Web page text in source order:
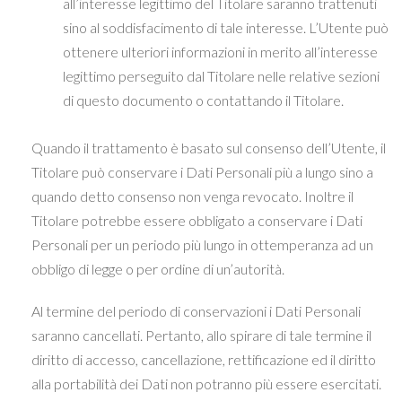
sino al soddisfacimento di tale interesse. L’Utente può
ottenere ulteriori informazioni in merito all’interesse
legittimo perseguito dal Titolare nelle relative sezioni
di questo documento o contattando il Titolare.
Quando il trattamento è basato sul consenso dell’Utente, il
Titolare può conservare i Dati Personali più a lungo sino a
quando detto consenso non venga revocato. Inoltre il
Titolare potrebbe essere obbligato a conservare i Dati
Personali per un periodo più lungo in ottemperanza ad un
obbligo di legge o per ordine di un’autorità.
Al termine del periodo di conservazioni i Dati Personali
saranno cancellati. Pertanto, allo spirare di tale termine il
diritto di accesso, cancellazione, rettificazione ed il diritto
alla portabilità dei Dati non potranno più essere esercitati.